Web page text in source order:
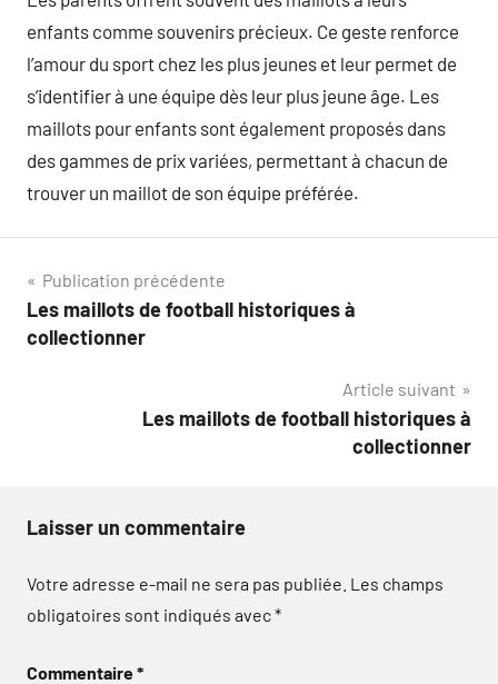
enfants comme souvenirs précieux. Ce geste renforce
l’amour du sport chez les plus jeunes et leur permet de
s’identifier à une équipe dès leur plus jeune âge. Les
maillots pour enfants sont également proposés dans
des gammes de prix variées, permettant à chacun de
trouver un maillot de son équipe préférée.
Navigation
de
Publication précédente
Les maillots de football historiques à
collectionner
Article suivant
Les maillots de football historiques à
collectionner
Laisser un commentaire
Votre adresse e-mail ne sera pas publiée. Les champs
obligatoires sont indiqués avec*
Commentaire*